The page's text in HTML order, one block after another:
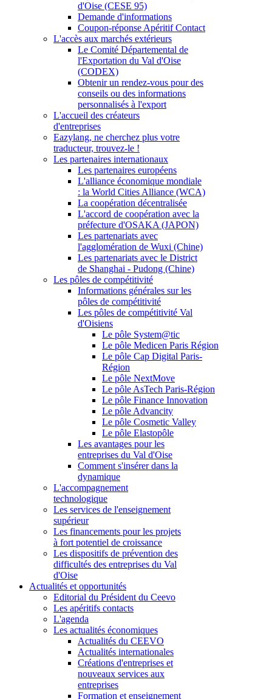
d'Oise (CESE 95)
Demande d'informations
Coupon-réponse Apéritif Contact
L'accès aux marchés extérieurs
Le Comité Départemental de
l'Exportation du Val d'Oise
(CODEX)
Obtenir un rendez-vous pour des
conseils ou des informations
personnalisés à l'export
L'accueil des créateurs
d'entreprises
Eazylang, ne cherchez plus votre
traducteur, trouvez-le !
Les partenaires internationaux
Les partenaires européens
L'alliance économique mondiale
: la World Cities Alliance (WCA)
La coopération décentralisée
L'accord de coopération avec la
préfecture d'OSAKA (JAPON)
Les partenariats avec
l'agglomération de Wuxi (Chine)
Les partenariats avec le District
de Shanghai - Pudong (Chine)
Les pôles de compétitivité
Informations générales sur les
pôles de compétitivité
Les pôles de compétitivité Val
d'Oisiens
Le pôle System@tic
Le pôle Medicen Paris Région
Le pôle Cap Digital Paris-
Région
Le pôle NextMove
Le pôle AsTech Paris-Région
Le pôle Finance Innovation
Le pôle Advancity
Le pôle Cosmetic Valley
Le pôle Elastopôle
Les avantages pour les
entreprises du Val d'Oise
Comment s'insérer dans la
dynamique
L'accompagnement
technologique
Les services de l'enseignement
supérieur
Les financements pour les projets
à fort potentiel de croissance
Les dispositifs de prévention des
difficultés des entreprises du Val
d'Oise
Actualités et opportunités
Editorial du Président du Ceevo
Les apéritifs contacts
L'agenda
Les actualités économiques
Actualités du CEEVO
Actualités internationales
Créations d'entreprises et
nouveaux services aux
entreprises
Formation et enseignement